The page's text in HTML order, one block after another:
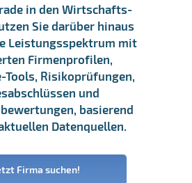
in den Wirtschafts-
Sie darüber hinaus
Leistungsspektrum mit
Firmenprofilen,
Tools, Risikoprüfungen,
und
basierend
Datenquellen.
Firma suchen!